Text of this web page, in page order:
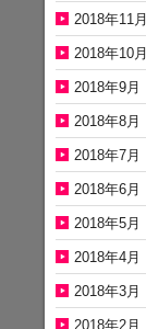
2018年11月
2018年10月
2018年9月
2018年8月
2018年7月
2018年6月
2018年5月
2018年4月
2018年3月
2018年2月